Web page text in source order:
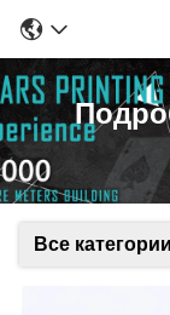
Все категории